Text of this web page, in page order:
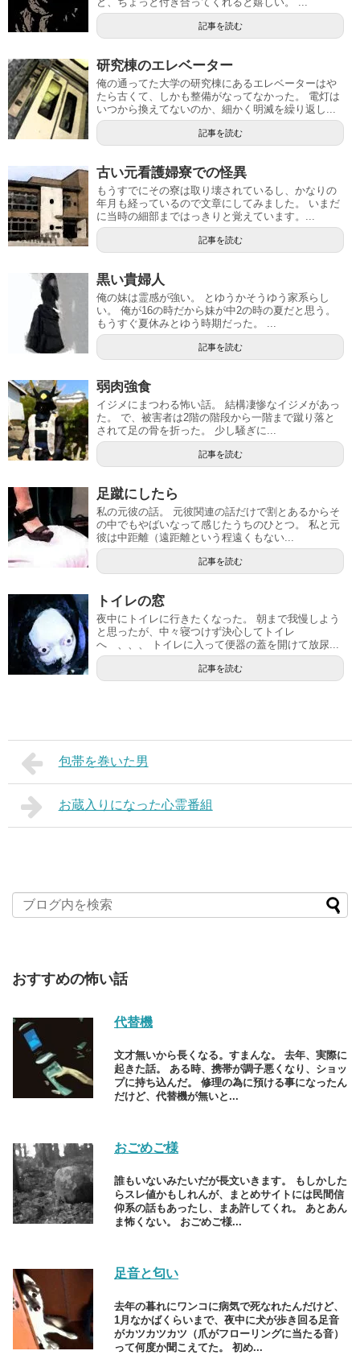
記事を読む
研究棟のエレベーター
俺の通ってた大学の研究棟にあるエレベーターはや
たら古くて、しかも整備がなってなかった。 電灯は
いつから換えてないのか、細かく明滅を繰り返し...
記事を読む
古い元看護婦寮での怪異
もうすでにその寮は取り壊されているし、かなりの
年月も経っているので文章にしてみました。 いまだ
に当時の細部まではっきりと覚えています。...
記事を読む
黒い貴婦人
俺の妹は霊感が強い。 とゆうかそうゆう家系らし
い。 俺が16の時だから妹が中2の時の夏だと思う。
もうすぐ夏休みとゆう時期だった。 ...
記事を読む
弱肉強食
イジメにまつわる怖い話。 結構凄惨なイジメがあっ
た。 で、被害者は2階の階段から一階まで蹴り落と
されて足の骨を折った。 少し騒ぎに...
記事を読む
足蹴にしたら
私の元彼の話。 元彼関連の話だけで割とあるからそ
の中でもやばいなって感じたうちのひとつ。 私と元
彼は中距離（遠距離という程遠くもない...
記事を読む
トイレの窓
夜中にトイレに行きたくなった。 朝まで我慢しよう
と思ったが、中々寝つけず決心してトイレ
へ 、、、 トイレに入って便器の蓋を開けて放尿...
記事を読む
包帯を巻いた男
お蔵入りになった心霊番組
おすすめの怖い話
代替機
文才無いから長くなる。すまんな。 去年、実際に
起きた話。 ある時、携帯が調子悪くなり、ショッ
プに持ち込んだ。 修理の為に預ける事になったん
だけど、代替機が無いと...
おごめご様
誰もいないみたいだが長文いきます。 もしかした
らスレ値かもしれんが、まとめサイトには民間信
仰系の話もあったし、まあ許してくれ。 あとあん
ま怖くない。 おごめご様...
足音と匂い
去年の暮れにワンコに病気で死なれたんだけど、
1月なかばくらいまで、夜中に犬が歩き回る足音
がカツカツカツ（爪がフローリングに当たる音）
って何度か聞こえてた。 初め...